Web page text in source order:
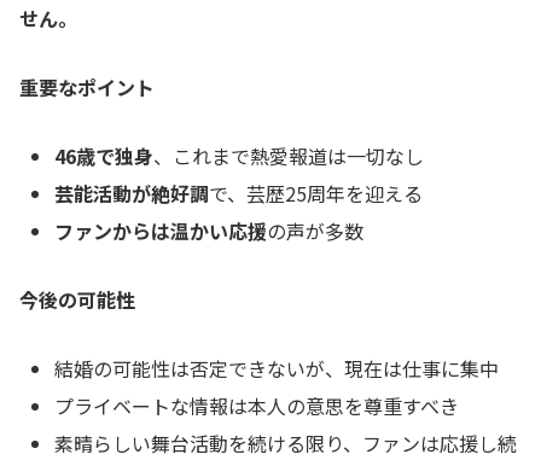
せん。
重要なポイント
46歳で独身、これまで熱愛報道は一切なし
芸能活動が絶好調で、芸歴25周年を迎える
ファンからは温かい応援の声が多数
今後の可能性
結婚の可能性は否定できないが、現在は仕事に集中
プライベートな情報は本人の意思を尊重すべき
素晴らしい舞台活動を続ける限り、ファンは応援し続